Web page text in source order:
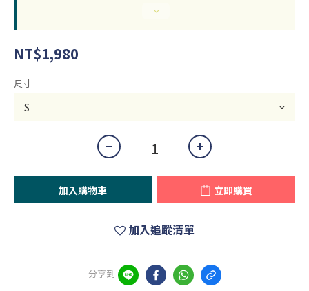
NT$1,980
尺寸
加入購物車 立即購買
加入追蹤清單
分享到